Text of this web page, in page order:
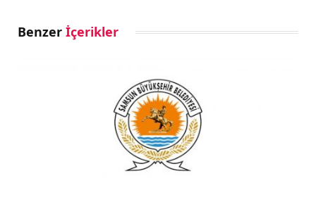
Benzer İçerikler